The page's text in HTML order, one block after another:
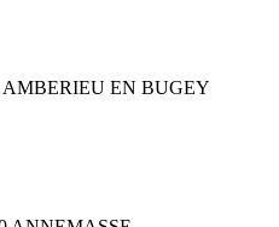
AMBERIEU EN BUGEY